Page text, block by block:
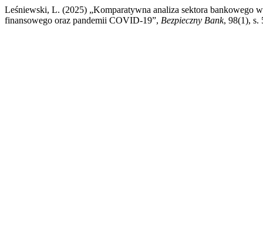
Leśniewski, L. (2025) „Komparatywna analiza sektora
finansowego oraz pandemii COVID-19”, Bezpieczny Bank, 98(1), s.